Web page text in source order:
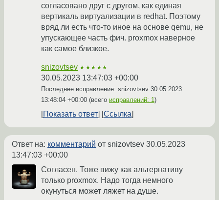
согласовано друг с другом, как единая
вертикаль виртуализации в redhat. Поэтому
вряд ли есть что-то иное на основе qemu, не
упускающее часть фич. proxmox наверное
как самое близкое.
snizovtsev ★★★★★
30.05.2023 13:47:03 +00:00
Последнее исправление: snizovtsev 30.05.2023
13:48:04 +00:00 (всего исправлений: 1)
Показать ответ Ссылка
Ответ на: комментарий от snizovtsev 30.05.2023
13:47:03 +00:00
Согласен. Тоже вижу как альтернативу
только proxmox. Надо тогда немного
окунуться может ляжет на душе.